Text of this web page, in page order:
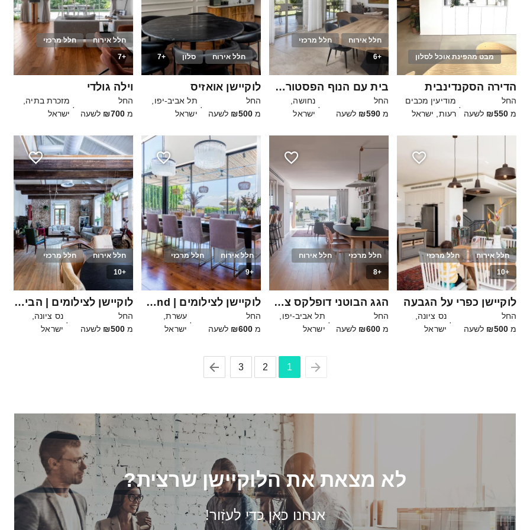
מבט מהפינת אוכל לסלון
20
הדירה הסקנדינבית
החל
מ ₪550 לשעה
·
מודיעין מכבים
רעות, ישראל
חלל אירוח
חלל מרכזי
+6
40
בית עם הנוף הפסטורלי של חבל עדולם
החל
מ ₪590 לשעה
·
נחושה,
ישראל
חלל אירוח סלון +7
5
לוקיישן אואזיס
החל
מ ₪500 לשעה
·
תל אביב-יפו,
ישראל
חלל אירוח
חלל מרכזי
+7
25
וילה גולדי
החל
מ ₪700 לשעה
·
מזכרת בתיה,
ישראל
חלל אירוח
חלל מרכזי
+10
30
לוקיישן כפרי על הגבעה
החל
מ ₪500 לשעה
·
נס ציונה,
ישראל
חלל מרכזי
חלל אירוח
+8
20
הגג הבוטני דופלקס צהלה
החל
מ ₪600 לשעה
·
תל אביב-יפו,
ישראל
חלל אירוח
חלל מרכזי
+9
50
לוקיישן לצילומים | High - End
החל
מ ₪600 לשעה
·
עשרת,
ישראל
חלל אירוח
חלל מרכזי
+10
לוקיישן לצילומים | הבית ברוטשילד
החל
מ ₪500 לשעה
·
נס ציונה,
ישראל
1
2
3
לא מצאת את הלוקיישן שרצית?
אנחנו כאן כדי לעזור!